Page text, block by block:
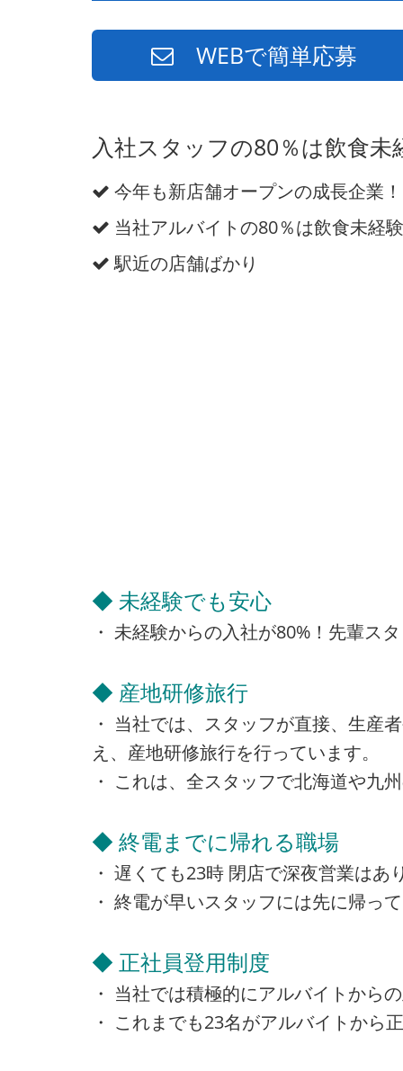
WEBで簡単応募
入社スタッフの80％は飲食
今年も新店舗オープンの成長企業！
当社アルバイトの80％は飲食未経
駅近の店舗ばかり
◆ 未経験でも安心
・ 未経験からの入社が80%！先輩ス
◆ 産地研修旅行
・ 当社では、スタッフが直接、生産
え、産地研修旅行を行っています。
・ これは、全スタッフで北海道や九
◆ 終電までに帰れる職場
・ 遅くても23時 閉店で深夜営業は
・ 終電が早いスタッフには先に帰っ
◆ 正社員登用制度
・ 当社では積極的にアルバイトから
・ これまでも23名がアルバイトから